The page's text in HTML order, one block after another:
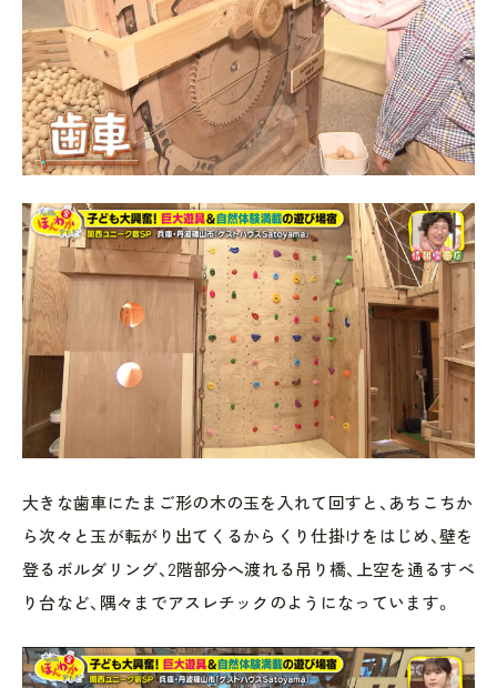
大きな歯車にたまご形の木の玉を入れて回すと、あちこちか
ら次々と玉が転がり出てくるからくり仕掛けをはじめ、壁を
登るボルダリング、2階部分へ渡れる吊り橋、上空を通るすべ
り台など、隅々までアスレチックのようになっています。